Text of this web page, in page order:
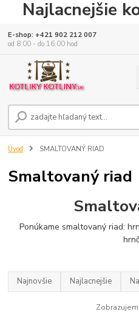
Najlacnejšie
E-shop: +421 902 212 007
od 8:00 - do 16:00 hod
Úvod SMALTOVANÝ RIAD
Smaltovaný riad
Ponúkame smaltovaný riad:
Najnovšie Najlacnejšie